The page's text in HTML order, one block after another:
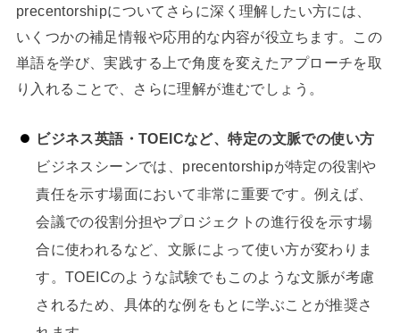
precentorshipについてさらに深く理解したい方には、
いくつかの補足情報や応用的な内容が役立ちます。この
単語を学び、実践する上で角度を変えたアプローチを取
り入れることで、さらに理解が進むでしょう。
ビジネス英語・TOEICなど、特定の文脈での使い方
ビジネスシーンでは、precentorshipが特定の役割や
責任を示す場面において非常に重要です。例えば、
会議での役割分担やプロジェクトの進行役を示す場
合に使われるなど、文脈によって使い方が変わりま
す。TOEICのような試験でもこのような文脈が考慮
されるため、具体的な例をもとに学ぶことが推奨さ